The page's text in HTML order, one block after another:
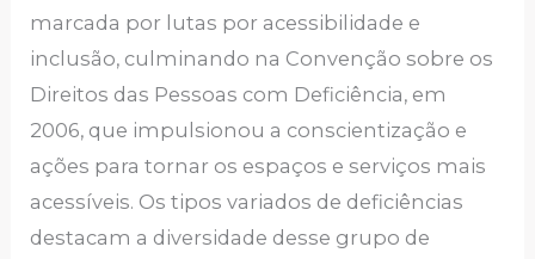
marcada por lutas por acessibilidade e
inclusão, culminando na Convenção sobre os
Direitos das Pessoas com Deficiência, em
2006, que impulsionou a conscientização e
ações para tornar os espaços e serviços mais
acessíveis. Os tipos variados de deficiências
destacam a diversidade desse grupo de